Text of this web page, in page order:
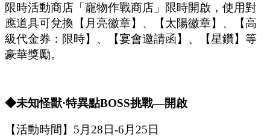
限時活動商店「寵物作戰商店」限時開啟，使用對
應道具可兌換【月亮徽章】、【太陽徽章】、【高
級代金券：限時】、【宴會邀請函】、【星鑽】等
豪華獎勵。
◆未知怪獸·特異點BOSS挑戰—開啟
【活動時間】 5月 28 日-6月 25 日